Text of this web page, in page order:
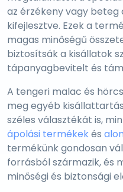
az érzékeny vagy
kifejlesztve. Ezek a
magas minőségű
biztosítsák a kisállatok
tápanyagbevitelt és
A tengeri malac és
meg egyéb
széles választékát is,
ápolási termékekés
termékünk gondosan
forrásból származik, és
minőségi és biztonsági